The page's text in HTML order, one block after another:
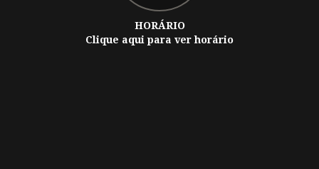
HORÁRIO
Clique aqui para ver horário